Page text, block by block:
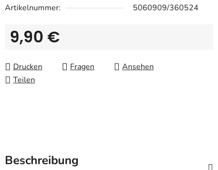
Artikelnummer:
5060909/360524
9,90 €
Drucken
Fragen
Ansehen
Teilen
Beschreibung